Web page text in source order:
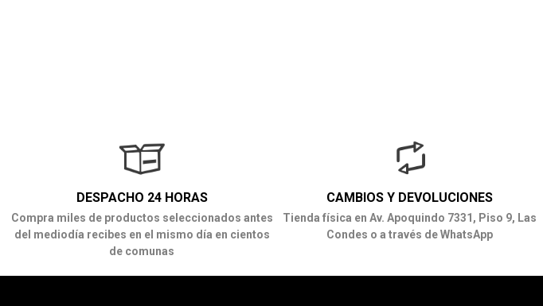
DESPACHO 24 HORAS
Compra miles de productos seleccionados antes
del mediodía recibes en el mismo día en cientos
de comunas
CAMBIOS Y DEVOLUCIONES
Tienda física en Av. Apoquindo 7331, Piso 9, Las
Condes o a través de WhatsApp